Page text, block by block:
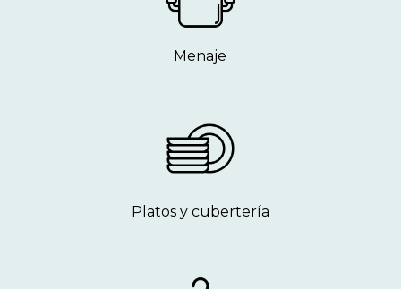
Menaje
Platos y cubertería